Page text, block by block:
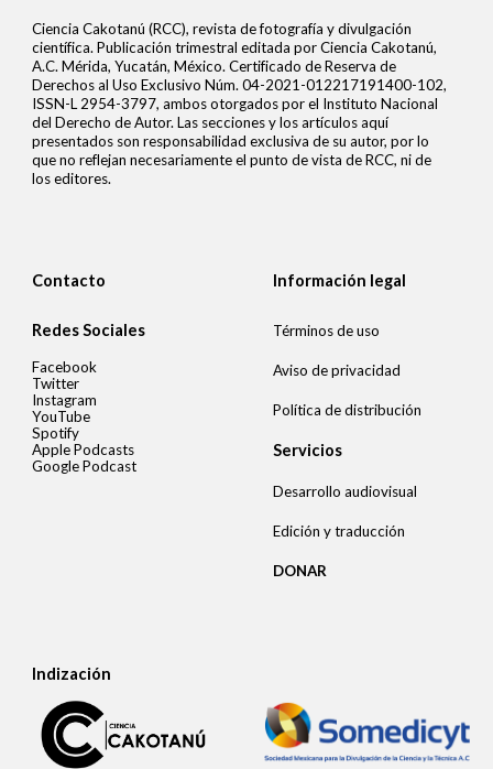
Ciencia Cakotanú (RCC), revista de fotografía y divulgación
científica. Publicación trimestral editada por Ciencia Cakotanú,
A.C. Mérida, Yucatán, México. Certificado de Reserva de
Derechos al Uso Exclusivo Núm. 04-2021-012217191400-102,
ISSN-L 2954-3797, ambos otorgados por el Instituto Nacional
del Derecho de Autor. Las secciones y los artículos aquí
presentados son responsabilidad exclusiva de su autor, por lo
que no reflejan necesariamente el punto de vista de RCC, ni de
los editores.
Contacto
Redes Sociales
Facebook
Twitter
Instagram
YouTube
Spotify
Apple Podcasts
Google Podcast
Información legal
Términos de uso
Aviso de privacidad
Política de distribución
Servicios
Desarrollo audiovisual
Edición y traducción
DONAR
Indización